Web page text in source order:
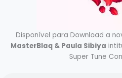
Disponível para Download a
MasterBlaq & Paula Sibiya
Super Tune